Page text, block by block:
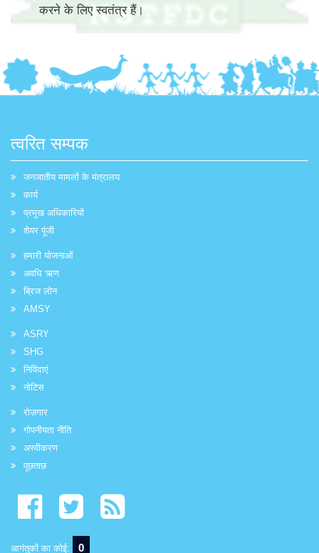
करने के लिए स्वतंत्र हैं।
त्वरित सम्पक
जनजातीय मामलों के मंत्रालय
कार्य
प्रमुख अधिकारियों
शेयर पूंजी
हमारी योजनाओं
अवधि ऋण
ब्रिज लोन
AMSY
ASRY
SHG
निविदाएं
नोटिस
रोज़गार
गोपनीयता नीति
अस्वीकरण
पूछताछ
आगंतुकों का कोई: 0